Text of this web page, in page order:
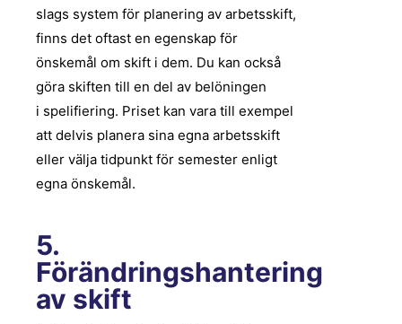
slags system för planering av arbetsskift,
finns det oftast en egenskap för
önskemål om skift i dem. Du kan också
göra skiften till en del av belöningen
i spelifiering. Priset kan vara till exempel
att delvis planera sina egna arbetsskift
eller välja tidpunkt för semester enligt
egna önskemål.
5.
Förändringshantering
av skift